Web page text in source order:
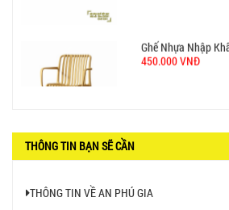
THÔNG TIN BẠN SẼ CẦN
THÔNG TIN VỀ AN PHÚ GIA